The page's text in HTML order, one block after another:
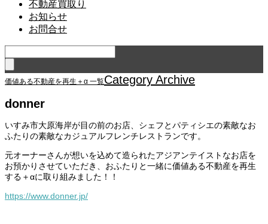
不動産買取り
お知らせ
お問合せ
価値ある不動産を再生＋α 一覧Category Archive
donner
いすみ市大原海岸が目の前のお店、シェフとパティシエの素敵なお
ふたりの素敵なカジュアルフレンチレストランです。
元オーナーさんが想いを込めて造られたアジアンテイストなお店を
お預かりさせていただき、おふたりと一緒に価値ある不動産を再生
する＋αに取り組みました！！
https://www.donner.jp/